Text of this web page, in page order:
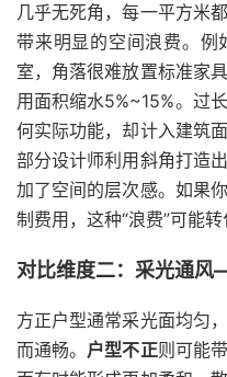
几乎无死角，每一平方米
带来明显的空间浪费。例
室，角落很难放置标准家
用面积缩水5%~15%。过
何实际功能，却计入建筑面
部分设计师利用斜角打造
加了空间的层次感。如果
制费用，这种“浪费”可能转
对比维度二：采光通
方正户型通常采光面均匀
而通畅。 户型不正则可能